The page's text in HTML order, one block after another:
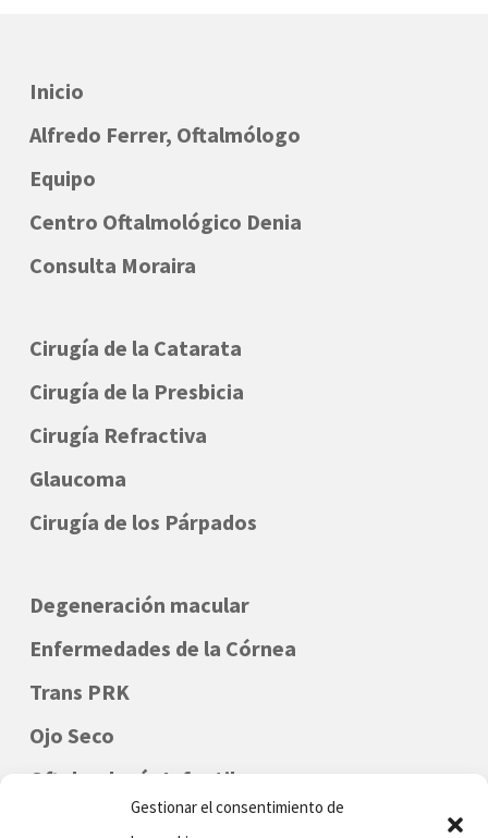
Gestionar el consentimiento de
Inicio
Alfredo Ferrer, Oftalmólogo
Equipo
Centro Oftalmológico Denia
Consulta Moraira
Cirugía de la Catarata
Cirugía de la Presbicia
Cirugía Refractiva
Glaucoma
Cirugía de los Párpados
Degeneración macular
Enfermedades de la Córnea
Trans PRK
Ojo Seco
Oftalmología Infantil